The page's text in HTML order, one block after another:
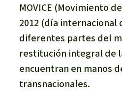
MOVICE (Movimiento
2012 (día internacional
diferentes partes del
restitución integral de
encuentran en manos
transnacionales.